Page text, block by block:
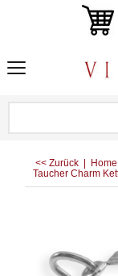
<< Zurück | Home
Taucher Charm